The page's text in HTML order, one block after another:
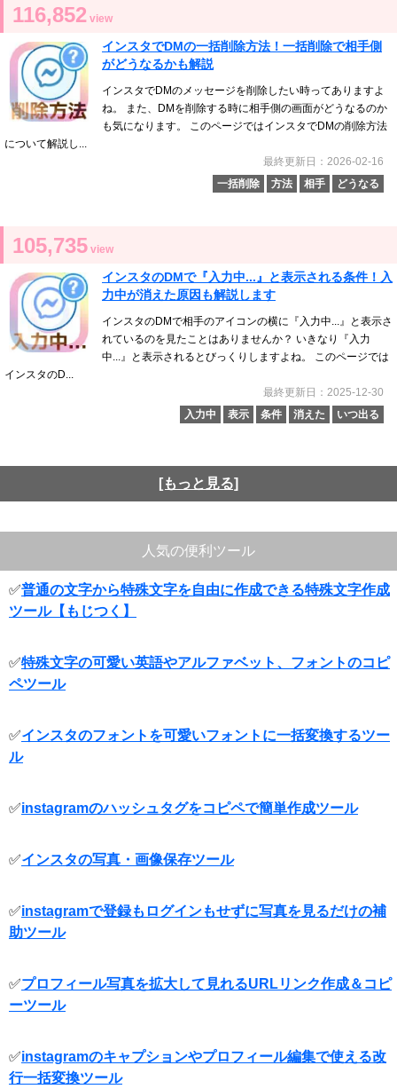
116,852 view
インスタでDMの一括削除方法！一括削除で相手側
がどうなるかも解説
インスタでDMのメッセージを削除したい時ってありますよ
ね。 また、DMを削除する時に相手側の画面がどうなるのか
も気になります。 このページではインスタでDMの削除方法
について解説し...
最終更新日：2026-02-16
一括削除
方法 相手 どうなる
105,735 view
インスタのDMで『入力中...』と表示される条件！入
力中が消えた原因も解説します
インスタのDMで相手のアイコンの横に『入力中...』と表示さ
れているのを見たことはありませんか？ いきなり『入力
中...』と表示されるとびっくりしますよね。 このページでは
インスタのD...
最終更新日：2025-12-30
入力中
表示 条件 消えた いつ出る
[もっと見る]
人気の便利ツール
✅普通の文字から特殊文字を自由に作成できる特殊文字作成
ツール【もじつく】
✅特殊文字の可愛い英語やアルファベット、フォントのコピ
ペツール
✅インスタのフォントを可愛いフォントに一括変換するツー
ル
✅instagramのハッシュタグをコピペで簡単作成ツール
✅インスタの写真・画像保存ツール
✅instagramで登録もログインもせずに写真を見るだけの補
助ツール
✅プロフィール写真を拡大して見れるURLリンク作成＆コピ
ーツール
✅instagramのキャプションやプロフィール編集で使える改
行一括変換ツール